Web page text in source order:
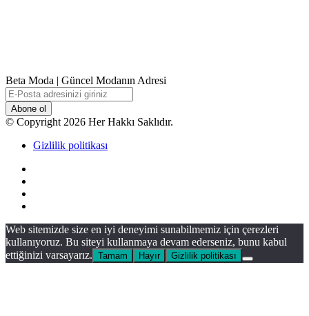
Beta Moda | Güncel Modanın Adresi
E-
Posta
adresinizi
giriniz
© Copyright 2026 Her Hakkı Saklıdır.
Gizlilik politikası
Facebook
X
WhatsApp
Telegram
Viber
Başa
dön
tuşu
Web sitemizde size en iyi deneyimi sunabilmemiz için çerezleri
kullanıyoruz. Bu siteyi kullanmaya devam ederseniz, bunu kabul
ettiğinizi varsayarız. Tamam Hayır Gizlilik politikası